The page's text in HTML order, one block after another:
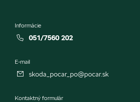
Informácie
051/7560 202
E-mail
skoda_pocar_po@pocar.sk
Kontaktný formulár